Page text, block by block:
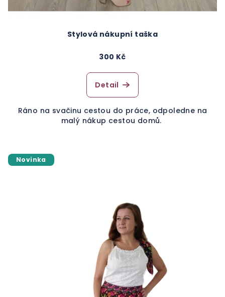
Stylová nákupní taška
300 Kč
Detail
Ráno na svačinu cestou do práce, odpoledne na
malý nákup cestou domů.
Novinka